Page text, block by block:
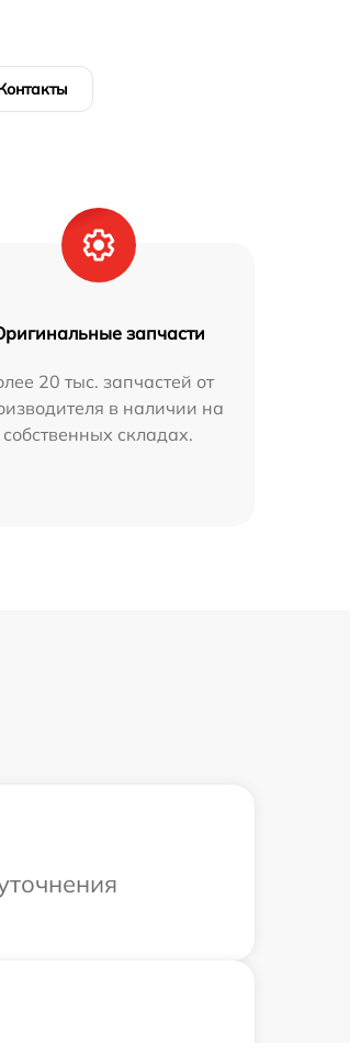
запчасти
20 тыс. запчастей от
в наличии на
собственных складах.